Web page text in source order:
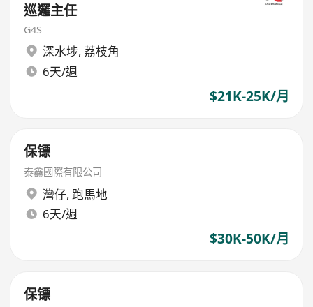
巡邏主任
G4S
深水埗, 荔枝角
6天/週
$21K-25K/月
保镖
泰鑫國際有限公司
灣仔, 跑馬地
6天/週
$30K-50K/月
保镖